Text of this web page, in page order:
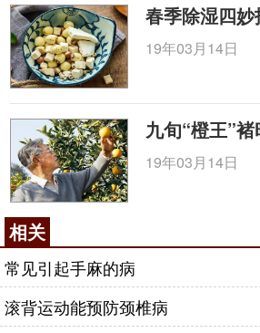
春季除湿四妙
19年03月14日
九旬“橙王”
19年03月14日
相关
常见引起手麻的病
滚背运动能预防颈椎病